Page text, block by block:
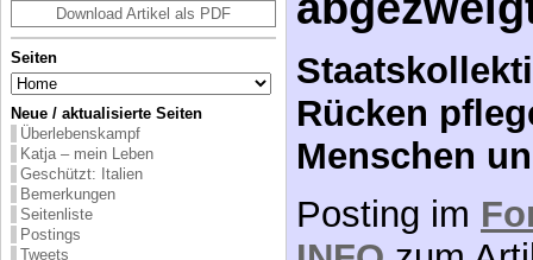
Download Artikel als PDF
Seiten
Neue / aktualisierte Seiten
Überlebenskampf
Katja – mein Leben
Geschützt: Italien
Bemerkungen
Seitenliste
Postings
Tweets
Rücken
Menschen
Posting im